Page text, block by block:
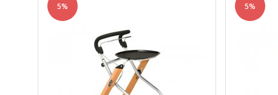
5% 5%